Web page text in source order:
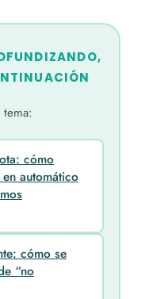
cómo
automático
cómo se
“no